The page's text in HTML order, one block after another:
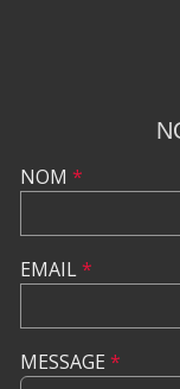
NOM *
EMAIL*
MESSAGE *